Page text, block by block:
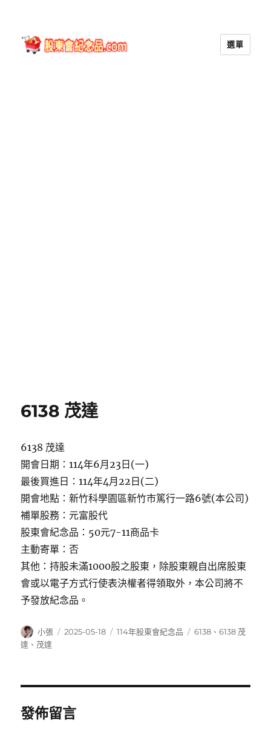
選單
6138 茂達
6138 茂達
開會日期：114年6月23日(一)
最後買進日：114年4月22日(二)
開會地點：新竹科學園區新竹市篤行一路6號(本公司)
補單股務：元富股代
股東會紀念品：50元7-11商品卡
主動寄單：否
其他：持股未滿1000股之股東，除股東親自出席股東
會或以電子方式行使表決權者得領取外，本公司將不
予發放紀念品。
作
者
小張
發
2025-05-18
分
114年股東會紀念品
標
6138 、6138 茂
達 、茂達
發佈留言